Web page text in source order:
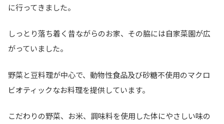
に行ってきました。
しっとり落ち着く昔ながらのお家、その脇には自家菜園が広
がっていました。
野菜と豆料理が中心で、動物性食品及び砂糖不使用のマクロ
ビオティックなお料理を提供しています。
こだわりの野菜、お米、調味料を使用した体にやさしい味の